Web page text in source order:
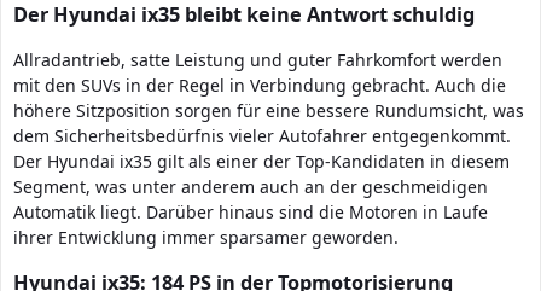
Der Hyundai ix35 bleibt keine Antwort schuldig
Allradantrieb, satte Leistung und guter Fahrkomfort werden
mit den SUVs in der Regel in Verbindung gebracht. Auch die
höhere Sitzposition sorgen für eine bessere Rundumsicht, was
dem Sicherheitsbedürfnis vieler Autofahrer entgegenkommt.
Der Hyundai ix35 gilt als einer der Top-Kandidaten in diesem
Segment, was unter anderem auch an der geschmeidigen
Automatik liegt. Darüber hinaus sind die Motoren in Laufe
ihrer Entwicklung immer sparsamer geworden.
Hyundai ix35: 184 PS in der Topmotorisierung